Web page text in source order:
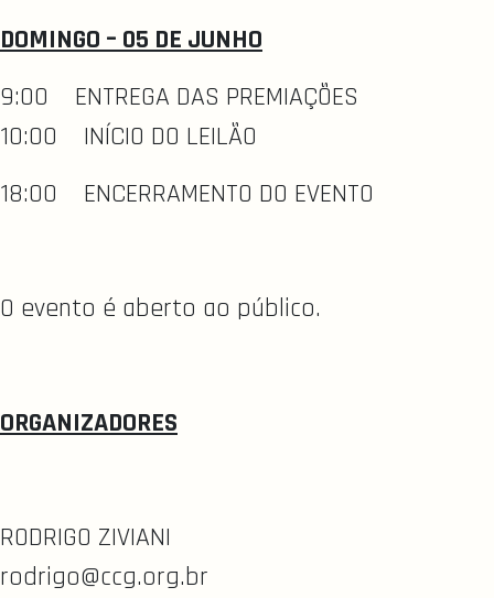
DOMINGO – 05 DE JUNHO
9:00 ENTREGA DAS PREMIAÇÕES
10:00 INÍCIO DO LEILÃO
18:00 ENCERRAMENTO DO EVENTO
O evento é aberto ao público.
ORGANIZADORES
RODRIGO ZIVIANI
rodrigo@ccg.org.br